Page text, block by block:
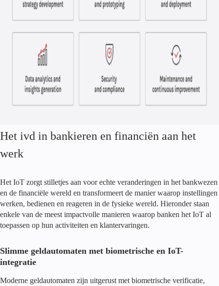
Het ivd in bankieren en financiën aan het
werk
Het IoT zorgt stilletjes aan voor echte veranderingen in het bankwezen
en de financiële wereld en transformeert de manier waarop instellingen
werken, bedienen en reageren in de fysieke wereld. Hieronder staan
enkele van de meest impactvolle manieren waarop banken het IoT al
toepassen op hun activiteiten en klantervaringen.
Slimme geldautomaten met biometrische en IoT-
integratie
Moderne geldautomaten zijn uitgerust met biometrische verificatie,